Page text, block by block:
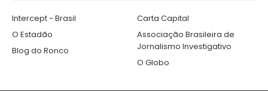
Intercept - Brasil
Carta Capital
O Estadão
Associação Brasileira de
Jornalismo Investigativo
Blog do Ronco
O Globo